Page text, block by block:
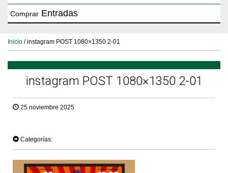
Comprar Entradas
Inicio / instagram POST 1080×1350 2-01
instagram POST 1080×1350 2-01
25 noviembre 2025
Categorías: